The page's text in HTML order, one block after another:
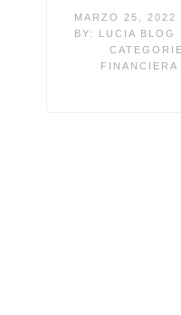
MARZO 25, 2022
BY:
LUCIA BLOG